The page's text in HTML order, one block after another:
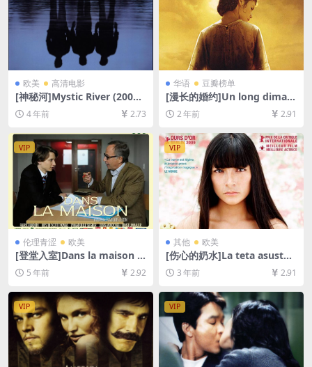
欧美 高清电影
[神秘河]Mystic River (2003)
[百度网盘+迅雷云盘资源1080
P超清未删减][MP4/8.9GB][中
4 年前 2.73
华语 豆瓣榜单
[漫长的婚约]Un long diman
che de fiançailles (2004)[百
度网盘+夸克网盘1080P超清
载][MP4/8.6GB][中文字幕]
2 年前 2.91
VIP
伦理青涩 欧美
[登堂入室]Dans la maison (2
012)[百度网盘+迅雷云盘资源
1080P超清未删减][MP4/6.6G
B][中法字幕]
5 年前 2.92
VIP
其他 欧美
[伤心的奶水]La teta asustad
a (2009)[百度网盘+夸克网盘1
080P超清未删减资源][网盘在
线播放/下载][MP4/6.3GB][中
文字幕]
3 年前 2.91
VIP VIP